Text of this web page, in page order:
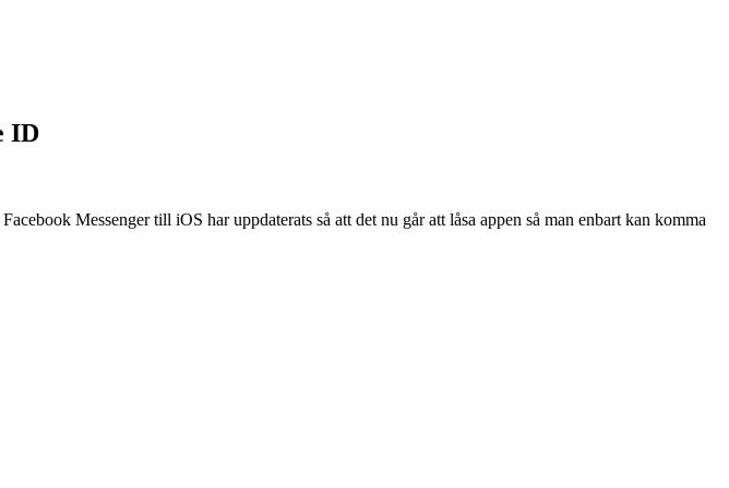
ID
Messenger till iOS har uppdaterats så att det nu går att låsa appen så man enbart kan komma